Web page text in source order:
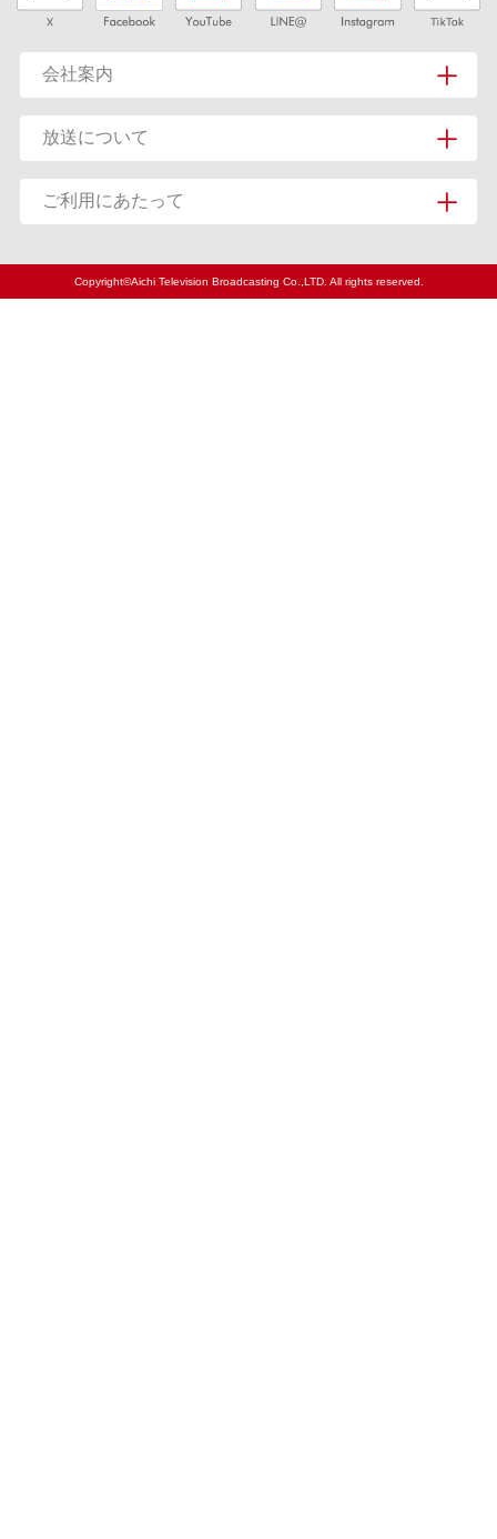
会社案内
放送について
ご利用にあたって
Copyright©Aichi Television Broadcasting Co.,LTD. All rights reserved.